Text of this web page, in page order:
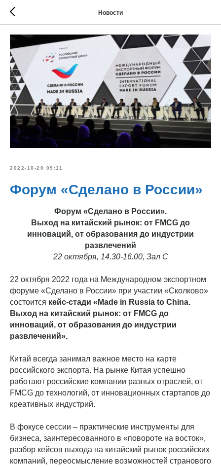
Новости
2022-10-20 09:11
Форум «Сделано в России»
Форум «Сделано в России».
Выход на китайский рынок: от FMCG до
инноваций, от образования до индустрии
развлечений
22 октября, 14.30-16.00, Зал C
22 октября 2022 года на Международном экспортном
форуме «Сделано в России» при участии «Сколково»
состоится кейс-стади «Made in Russia to China.
Выход на китайский рынок: от FMCG до
инноваций, от образования до индустрии
развлечений».
Китай всегда занимал важное место на карте
российского экспорта. На рынке Китая успешно
работают российские компании разных отраслей, от
FMCG до технологий, от инновационных стартапов до
креативных индустрий.
В фокусе сессии – практические инструменты для
бизнеса, заинтересованного в «повороте на восток»,
разбор кейсов выхода на китайский рынок российских
компаний, переосмысление возможностей странового